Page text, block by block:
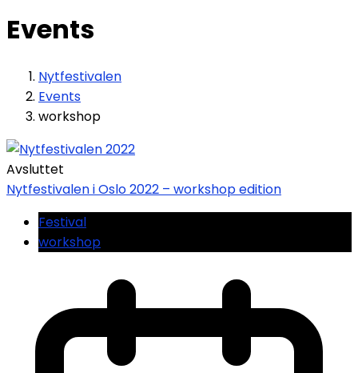
Events
Nytfestivalen
Events
workshop
Avsluttet
Nytfestivalen i Oslo 2022 – workshop edition
Festival
workshop